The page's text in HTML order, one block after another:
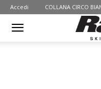
Accedi COLLANA CIRCO